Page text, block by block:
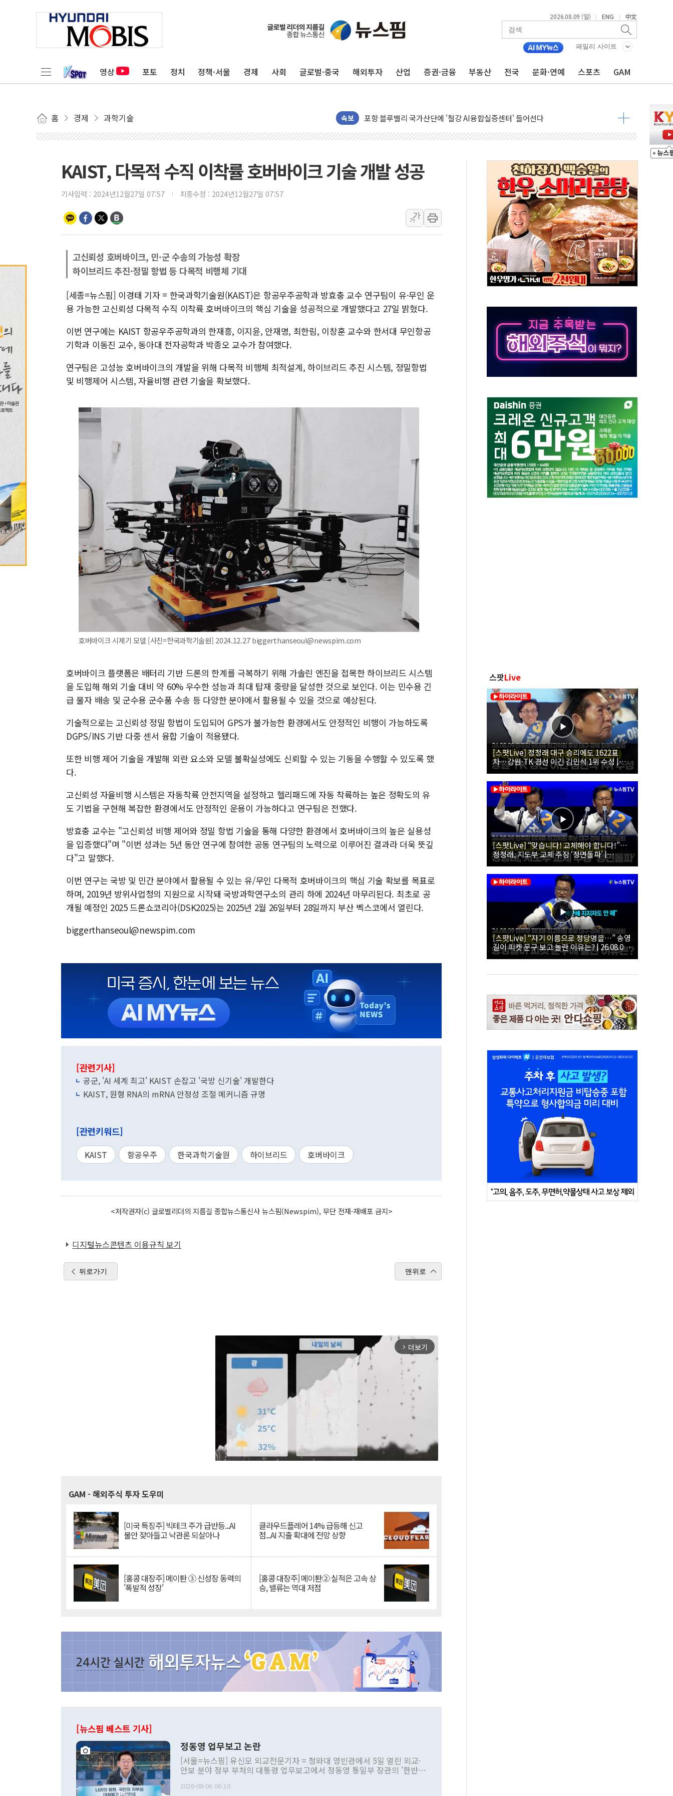
2026.08.09 (일) | ENG | 中文
패밀리 사이트
영상 포토 정치 정책·서울 경제 사회 글로벌·중국 해외투자 산업 증권·금융 부동산 전국 문화·연예 스포츠 GAM
홈 경제 과학기술 속보
125mm 폭우 쏟아진 울진...'두천~하당'·'올미골교' 차량 통행 선제 제한
평택 진위면 공장서 질식사고 발생…작업자 1명 숨져
상주 낙동강 선착장 하류서 50대 숨진 채 발견...경찰, 조사 중
[종합] 김민석, 정청래에 누적 1.48%p 차 선두 유지...金 46.01% vs 鄭 44.53%
인천서 말다툼 중 어머니 살해 10대 구속…범행 후 반려견도 죽여
김민석, 강원·대구·경북 경선서 정청래에 승리…金 48.54% vs 鄭 44.40%
[속보] 민주, 강원·대구·경북 경선 결과...김민석 48.54% 정청래 44.40%
[속보] 민주, 경북 경선 결과 발표...김민석 47.37% 정청래 45.71% 송영길 6.92%
[속보] 민주, 대구 경선 결과 발표...정청래 47.82% 김민석 46.35% 송영길 5.83%
[속보] 민주, 강원 경선 결과 발표...김민석 50.30% 정청래 41.94% 송영길 7.76%
정재헌 CEO, SKT 장기고객 400명 맞이…"마음 잇는 시간 되길"
최태원, 노소영에 9440억 지급 확정되나…재상고 앞두고 막판 셈법
하나금융, 명동 소상공인에 '행복상자' 전달
인천시 광복절 현수막 '태극기 거꾸로' 논란…이틀만에 철거
병무청, 보충역 전면 손질… 예술·체육요원 최대 33% 감축
홈플러스發 대형마트 판매, 역대 최대폭 감소한 9.4%↓…유통업계 양극화 심화
윤준병·이해민 의원, '정부 특사'로 콜롬비아 대통령 취임식 참석
'호우·산사태 주의보' 울진 시간당 30mm 강한 비...호우 피해 없어
KAIST, 다목적 수직 이착률 호버바이크 기술 개발 성공
기사입력 : 2024년12월27일 07:57 최종수정 : 2024년12월27일 07:57
가
가
고신뢰성 호버바이크, 민·군 수송의 가능성 확장
하이브리드 추진·정밀 항법 등 다목적 비행체 기대
[세종=뉴스핌] 이경태 기자 = 한국과학기술원(KAIST)은 항공우주공학과 방효충 교수 연구팀이 유·무인 운
용 가능한 고신뢰성 다목적 수직 이착륙 호버바이크의 핵심 기술을 성공적으로 개발했다고 27일 밝혔다.
이번 연구에는 KAIST 항공우주공학과의 한재흥, 이지윤, 안재명, 최한림, 이창훈 교수와 한서대 무인항공
기학과 이동진 교수, 동아대 전자공학과 박종오 교수가 참여했다.
연구팀은 고성능 호버바이크의 개발을 위해 다목적 비행체 최적설계, 하이브리드 추진 시스템, 정밀항법
및 비행제어 시스템, 자율비행 관련 기술을 확보했다.
호버바이크 시제기 모델 [사진=한국과학기술원] 2024.12.27 biggerthanseoul@newspim.com
호버바이크 플랫폼은 배터리 기반 드론의 한계를 극복하기 위해 가솔린 엔진을 접목한 하이브리드 시스템
을 도입해 해외 기술 대비 약 60% 우수한 성능과 최대 탑재 중량을 달성한 것으로 보인다. 이는 민수용 긴
급 물자 배송 및 군수용 군수품 수송 등 다양한 분야에서 활용될 수 있을 것으로 예상된다.
기술적으로는 고신뢰성 정밀 항법이 도입되어 GPS가 불가능한 환경에서도 안정적인 비행이 가능하도록
DGPS/INS 기반 다중 센서 융합 기술이 적용됐다.
또한 비행 제어 기술을 개발해 외란 요소와 모델 불확실성에도 신뢰할 수 있는 기동을 수행할 수 있도록 했
다.
고신뢰성 자율비행 시스템은 자동착륙 안전지역을 설정하고 헬리패드에 자동 착륙하는 높은 정확도의 유
도 기법을 구현해 복잡한 환경에서도 안정적인 운용이 가능하다고 연구팀은 전했다.
방효충 교수는 "고신뢰성 비행 제어와 정밀 항법 기술을 통해 다양한 환경에서 호버바이크의 높은 실용성
을 입증했다"며 "이번 성과는 5년 동안 연구에 참여한 공동 연구팀의 노력으로 이루어진 결과라 더욱 뜻깊
다"고 말했다.
이번 연구는 국방 및 민간 분야에서 활용될 수 있는 유/무인 다목적 호버바이크의 핵심 기술 확보를 목표로
하며, 2019년 방위사업청의 지원으로 시작돼 국방과학연구소의 관리 하에 2024년 마무리된다. 최초로 공
개될 예정인 2025 드론쇼코리아(DSK2025)는 2025년 2월 26일부터 28일까지 부산 벡스코에서 열린다.
biggerthanseoul@newspim.com
[관련기사]
공군, 'AI 세계 최고' KAIST 손잡고 '국방 신기술' 개발한다
KAIST, 원형 RNA의 mRNA 안정성 조절 메커니즘 규명
[관련키워드]
KAIST 항공우주 한국과학기술원 하이브리드 호버바이크
<저작권자(c) 글로벌리더의 지름길 종합뉴스통신사 뉴스핌(Newspim), 무단 전재-재배포 금지>
디지털뉴스콘텐츠 이용규칙 보기
뒤로가기 맨위로
arrow_forward_ios 더보기
GAM - 해외주식 투자 도우미
[미국 특징주] 빅테크 주가 급반등...AI
불안 잦아들고 낙관론 되살아나
클라우드플레어 14% 급등해 신고
점...AI 지출 확대에 전망 상향
[홍콩 대장주] 메이퇀 ③ 신성장 동력의
'폭발적 성장'
[홍콩 대장주] 메이퇀② 실적은 고속 상
승, 밸류는 역대 저점
[뉴스핌 베스트 기사]
정동영 업무보고 논란
[서울=뉴스핌] 유신모 외교전문기자 = 청와대 영빈관에서 5일 열린 외교·
안보 분야 정부 부처의 대통령 업무보고에서 정동영 통일부 장관의 '한반도
발언 중에는 정부 내 조율을 거치지 않은 사안을 정책으로 추진하겠다고 공
2026-08-06 06:10
스팟Live
[스팟Live] 정청래 대구 승리에도 1622표
차…강원·TK 경선 이긴 김민석 1위 수성 |
26.08.09 더불어민주당 당대표·최고위원 후
보 대구·경북 합동연설회
[스팟Live] “맞습니다! 교체해야 합니다!”…
정청래, 지도부 교체 주장 ‘정면돌파’ |
26.08.09 더불어민주당 당대표·최고위원 후
보 대구·경북 합동연설회
[스팟Live] “자기 이름으로 정당명을…” 송영
길이 피켓 문구 보고 놀란 이유는? | 26.08.09
더불어민주당 당대표·최고위원 후보 대구·경